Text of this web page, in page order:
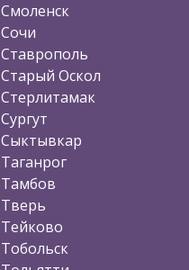
Смоленск
Сочи
Ставрополь
Старый Оскол
Стерлитамак
Сургут
Сыктывкар
Таганрог
Тамбов
Тверь
Тейково
Тобольск